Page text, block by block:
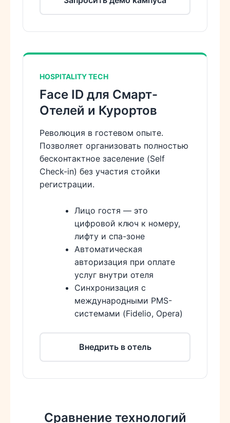
HOSPITALITY TECH
Face ID для Смарт-
Отелей и Курортов
Революция в гостевом опыте.
Позволяет организовать полностью
бесконтактное заселение (Self
Check-in) без участия стойки
регистрации.
Лицо гостя — это
цифровой ключ к номеру,
лифту и спа-зоне
Автоматическая
авторизация при оплате
услуг внутри отеля
Синхронизация с
международными PMS-
системами (Fidelio, Opera)
Внедрить в отель
Сравнение технологий